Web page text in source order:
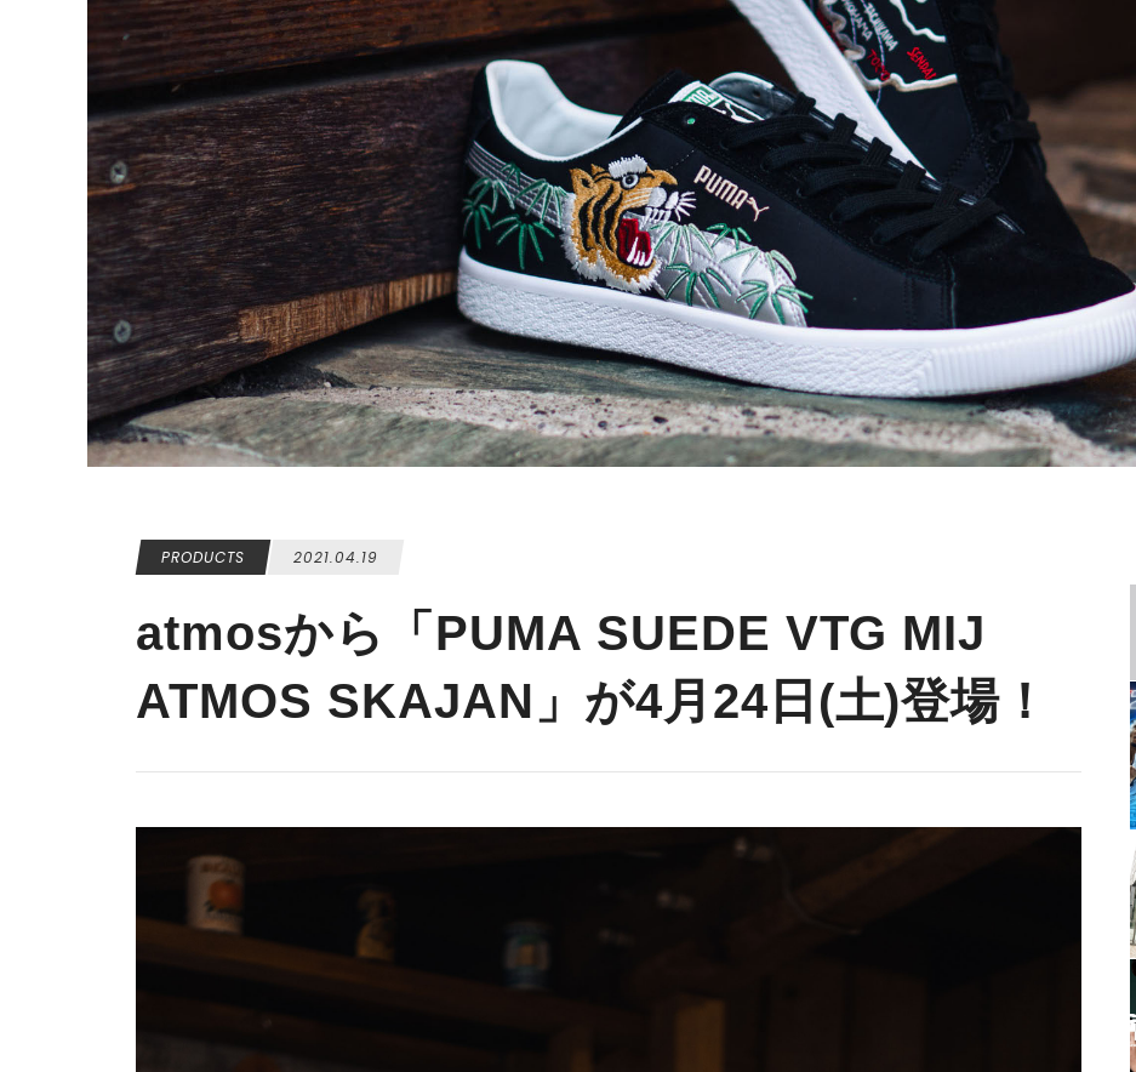
PRODUCTS 2021.04.19
atmosから「PUMA SUEDE VTG MIJ
ATMOS SKAJAN」が4月24日(土)登場！